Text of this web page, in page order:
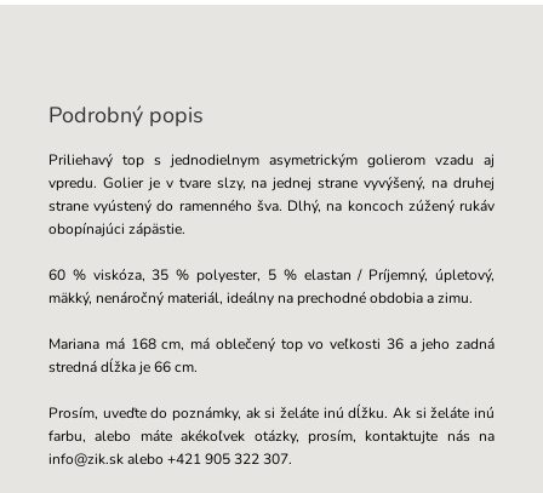
Podrobný popis
Priliehavý top s jednodielnym asymetrickým golierom vzadu aj
vpredu. Golier je v tvare slzy, na jednej strane vyvýšený, na druhej
strane vyústený do ramenného šva. Dlhý, na koncoch zúžený rukáv
obopínajúci zápästie.
60 % viskóza, 35 % polyester, 5 % elastan / Príjemný, úpletový,
mäkký, nenáročný materiál, ideálny na prechodné obdobia a zimu.
Mariana má 168 cm, má oblečený top vo veľkosti 36 a jeho zadná
stredná dĺžka je 66 cm.
Prosím, uveďte do poznámky, ak si želáte inú dĺžku. Ak si želáte inú
farbu, alebo máte akékoľvek otázky, prosím, kontaktujte nás na
info@zik.sk alebo +421 905 322 307.